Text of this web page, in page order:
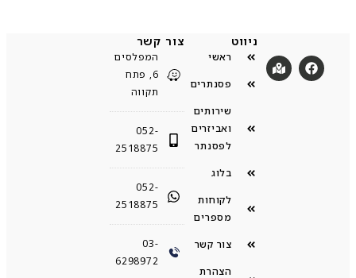
ניווט
ראשי
פסנתרים
שירותים
ואביזרים
לפסנתר
בלוג
לקוחות
מספרים
צור קשר
הצהרת
צור קשר
המפלסים
6, פתח
תקווה
052-
2518875
052-
2518875
03-
6298972